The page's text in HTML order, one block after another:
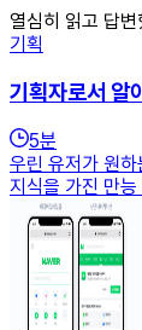
열심히 읽고 답변
기획
기획자로서 알
5분
우린 유저가 원
지식을 가진 만